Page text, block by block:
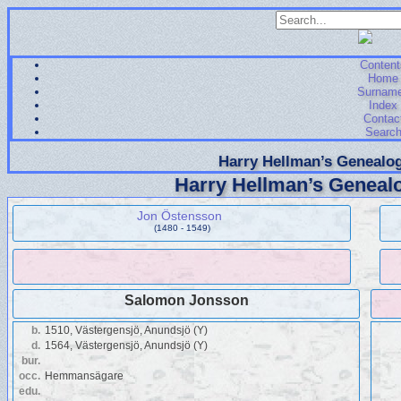
Home
Index
Search
Harry Hellman’s
Harry Hellman’s
Jon Östensson
(1480 - 1549)
Salomon Jonsson
b. 1510, Västergensjö, Anundsjö (Y)
d. 1564, Västergensjö, Anundsjö (Y)
bur.
occ. Hemmansägare
edu.